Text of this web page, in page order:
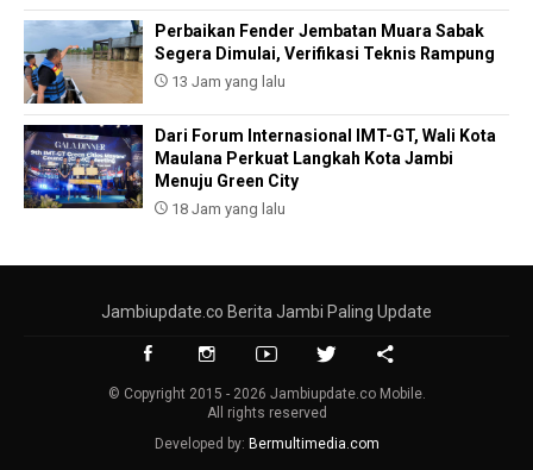
Perbaikan Fender Jembatan Muara Sabak
Segera Dimulai, Verifikasi Teknis Rampung
13 Jam yang lalu
Dari Forum Internasional IMT-GT, Wali Kota
Maulana Perkuat Langkah Kota Jambi
Menuju Green City
18 Jam yang lalu
Jambiupdate.co Berita Jambi Paling Update
© Copyright 2015 - 2026 Jambiupdate.co Mobile.
All rights reserved
Developed by: Bermultimedia.com